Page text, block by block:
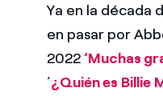
Ya en la década
en pasar por
2022‘Muchas
‘¿Quién es Billie